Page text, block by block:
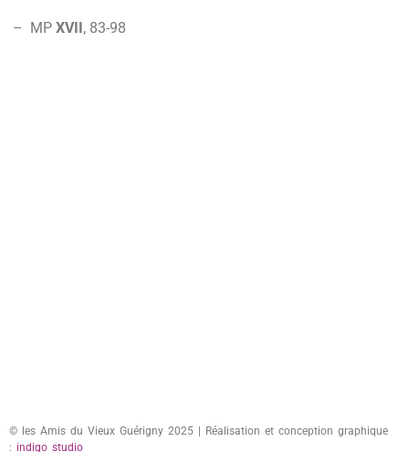
– MP XVII, 83-98
© les Amis du Vieux Guérigny 2025 | Réalisation et conception graphique
: indigo studio